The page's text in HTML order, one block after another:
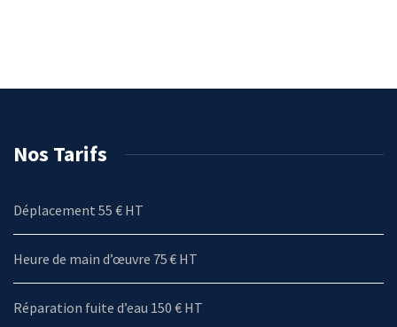
Nos Tarifs
Déplacement 55 € HT
Heure de main d’œuvre 75 € HT
Réparation fuite d’eau 150 € HT